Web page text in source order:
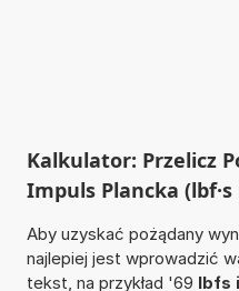
Kalkulator: Przelicz
Impuls Plancka
Aby uzyskać pożądany
najlepiej jest wprowadzić
tekst, na przykład '69 lbfs